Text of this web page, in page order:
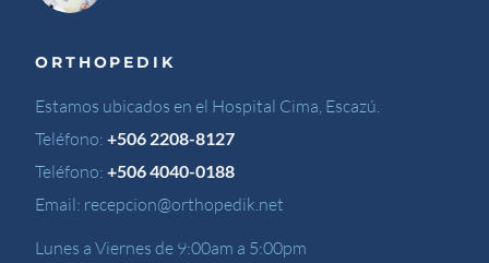
ORTHOPEDIK
Estamos ubicados en el Hospital Cima, Escazú.
Teléfono:+506 2208-8127
Teléfono:+506 4040-0188
Email: recepcion@orthopedik.net
Lunes a Viernes de 9:00am a 5:00pm